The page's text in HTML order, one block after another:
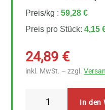
Preis/kg :59,28 €
Preis pro Stück:4,15
24,89 €
inkl. MwSt. – zzgl.
In den